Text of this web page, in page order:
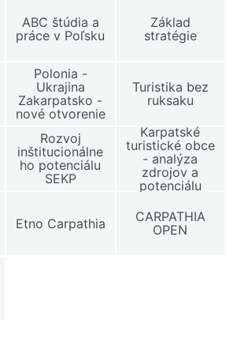
ABC štúdia a
práce v Poľsku
Základ
stratégie
Polonia -
Ukrajina
Zakarpatsko -
nové otvorenie
Turistika bez
ruksaku
Rozvoj
inštitucionálne
ho potenciálu
SEKP
Karpatské
turistické obce
- analýza
zdrojov a
potenciálu
Etno Carpathia
CARPATHIA
OPEN